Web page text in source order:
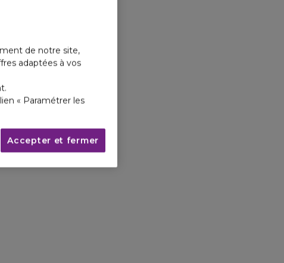
de notre site,
adaptées à vos
« Paramétrer les
Accepter et fermer